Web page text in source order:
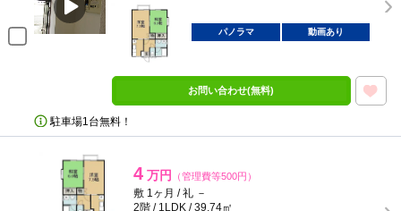
パノラマ 動画あり
お問い合わせ(無料)
駐車場1台無料！
4 万円 （管理費等500円）
敷 1ヶ月 / 礼 －
2階 / 1LDK / 39.74㎡